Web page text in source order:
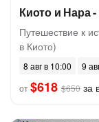
Киото и Нара
Путешествие к
в Киото)
8 авг в 10:00
9
от$618 $650 за